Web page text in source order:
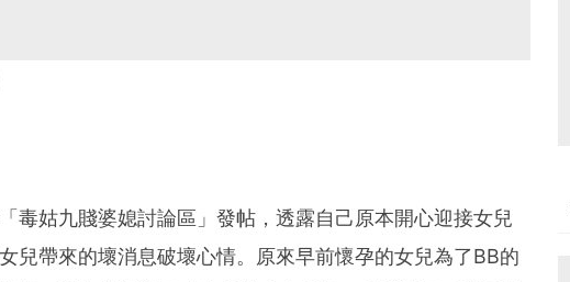
毒姑九賤婆媳討論區」發帖，透露自己原本開心迎接女兒
兒帶來的壞消息破壞心情。原來早前懷孕的女兒為了BB的